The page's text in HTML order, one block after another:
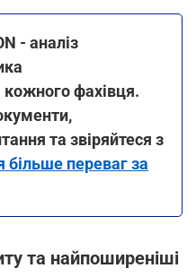
- аналіз
кожного фахівця.
та звіряйтеся з
більше переваг за
та найпоширеніші